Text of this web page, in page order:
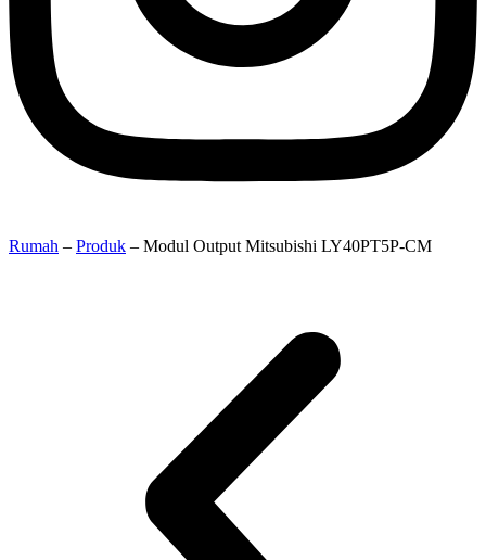
Rumah – Produk – Modul Output Mitsubishi LY40PT5P-CM